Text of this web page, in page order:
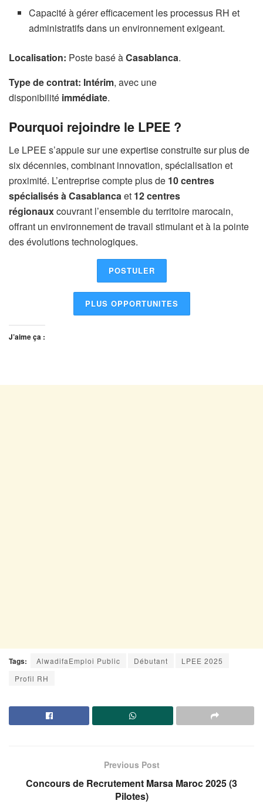
Capacité à gérer efficacement les processus RH et
administratifs dans un environnement exigeant.
Localisation: Poste basé àCasablanca.
Type de contrat: Intérim, avec une
disponibilité immédiate.
Pourquoi rejoindre le LPEE ?
Le LPEE s’appuie sur une expertise construite sur plus de
six décennies, combinant innovation, spécialisation et
proximité. L’entreprise compte plus de 10 centres
spécialisés à Casablancaet 12 centres
régionauxcouvrant l’ensemble du territoire marocain,
offrant un environnement de travail stimulant et à la pointe
des évolutions technologiques.
POSTULER
PLUS OPPORTUNITES
J’aime ça :
Tags: AlwadifaEmploi Public Débutant
LPEE 2025
Profil RH
Previous Post
Concours de Recrutement Marsa Maroc 2025 (3
Pilotes)